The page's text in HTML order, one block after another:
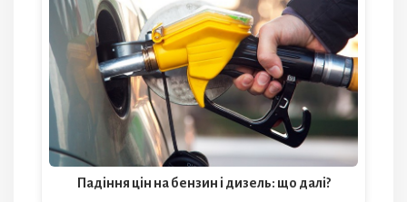
Падіння цін на бензин і дизель: що далі?